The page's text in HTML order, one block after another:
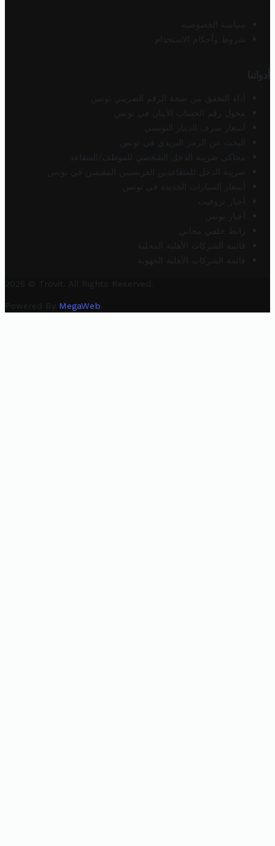
سياسة الخصوصية
شروط وأحكام الاستخدام
أدواتنا
أداة التحقق من صحة الرقم الضريبي تونس
محول رقم الحساب الآيبان في تونس
أسعار صرف الدينار التونسي
البحث عن الرمز البريدي في تونس
محاكي ضريبة الدخل الشخصي للموظف/المتقاعد
ضريبة الدخل للمتقاعدين الفرنسيين المقيمين في تونس
أسعار السيارات الجديدة في تونس
أخبار تروفيت
أخبار تونس
رابط خلفي مجاني
قائمة الشركات الأهلية المحلية
قائمة الشركات الأهلية الجهوية
2025 © Trovit. All Rights Reserved.
Powered By MegaWeb